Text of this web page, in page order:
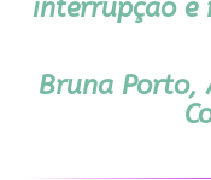
interrupção e
Bruna Porto,